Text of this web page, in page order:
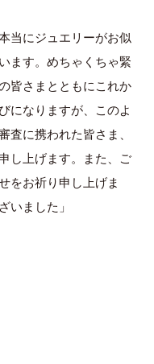
当にジュエリーがお似
ます。めちゃくちゃ緊
皆さまとともにこれか
になりますが、このよ
査に携われた皆さま、
し上げます。また、ご
をお祈り申し上げま
いました」